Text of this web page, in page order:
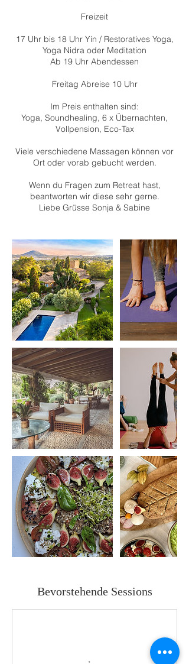
Freizeit
17 Uhr bis 18 Uhr Yin / Restoratives Yoga,
Yoga Nidra oder Meditation
Ab 19 Uhr Abendessen
Freitag Abreise 10 Uhr
Im Preis enthalten sind:
Yoga, Soundhealing, 6 x Übernachten,
Vollpension, Eco-Tax
Viele verschiedene Massagen können vor
Ort oder vorab gebucht werden.
Wenn du Fragen zum Retreat hast,
beantworten wir diese sehr gerne.
Liebe Grüsse Sonja & Sabine
Bevorstehende Sessions